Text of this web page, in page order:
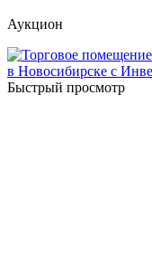
Аукцион
Быстрый просмотр